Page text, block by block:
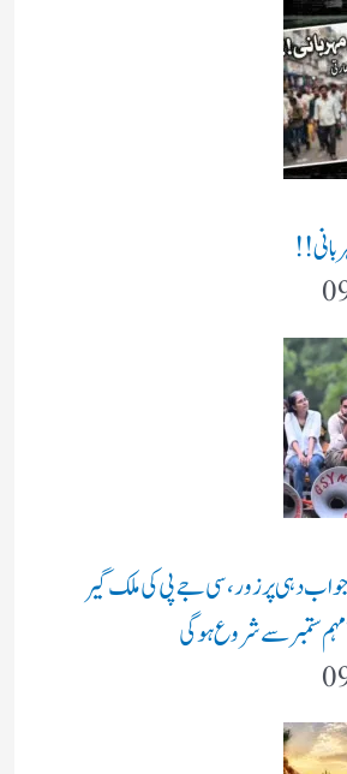
!!
جواب دہی پر زور، سی جے پی کی ملک گیر
ستمبر سے شروع ہوگی